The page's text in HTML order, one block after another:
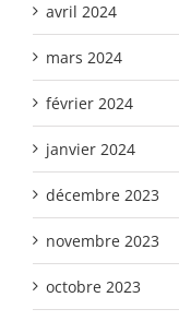
avril 2024
mars 2024
février 2024
janvier 2024
décembre 2023
novembre 2023
octobre 2023